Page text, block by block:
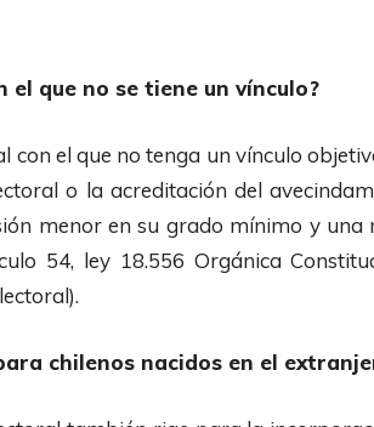
el que no se tiene un vínculo?
el que no tenga un vínculo
o la acreditación del
menor en su grado mínimo y una
54, ley 18.556 Orgánica
chilenos nacidos en el